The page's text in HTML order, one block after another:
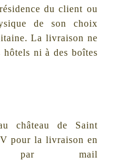
du client ou
de son choix
La livraison ne
hôtels ni à des boîtes
château de Saint
pour la livraison en
par mail